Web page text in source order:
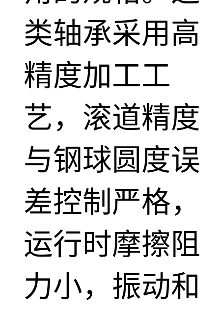
类轴承采用高
精度加工工
艺，滚道精度
与钢球圆度误
差控制严格，
运行时摩擦阻
力小，振动和